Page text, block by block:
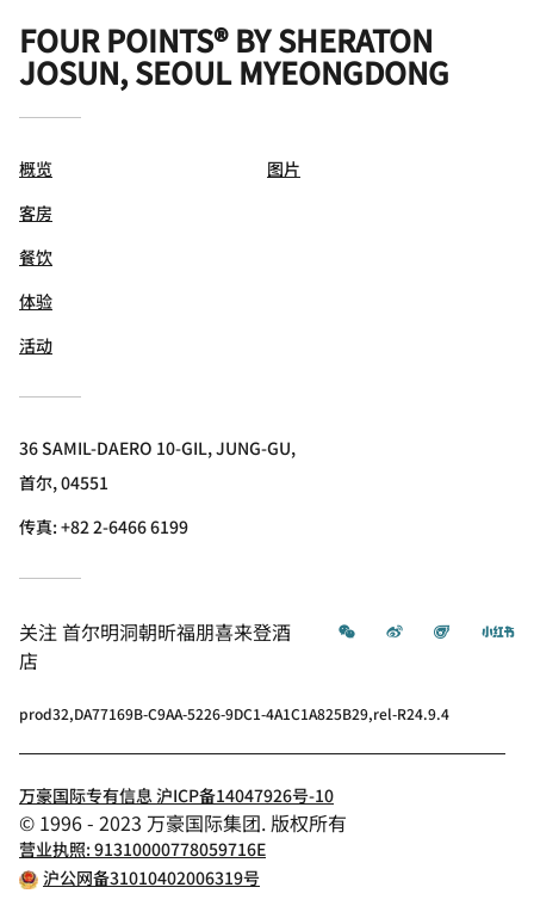
FOUR POINTS® BY SHERATON
JOSUN, SEOUL MYEONGDONG
概览
客房
餐饮
体验
活动
图片
36 SAMIL-DAERO 10-GIL, JUNG-GU,
首尔, 04551
传真:+82 2-6466 6199
关注首尔明洞朝昕福朋喜来登酒
店
微信 微博 飞猪
prod32,DA77169B-C9AA-5226-9DC1-4A1C1A825B29,rel-R24.9.4
万豪国际专有信息 沪ICP备14047926号-10
© 1996 - 2023 万豪国际集团. 版权所有
营业执照: 91310000778059716E
沪公网备31010402006319号